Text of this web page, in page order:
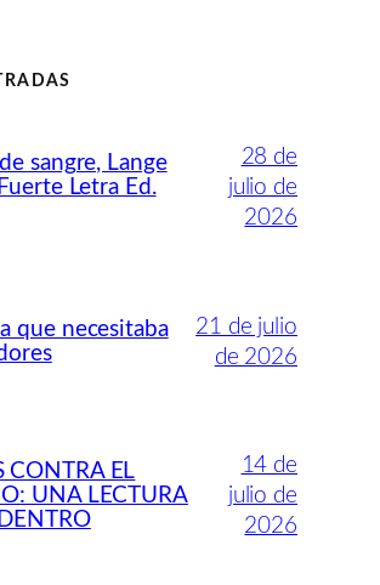
sangre, Lange
Letra Ed.
28 de
julio de
2026
que necesitaba
21 de julio
de 2026
CONTRA EL
UNA LECTURA
14 de
julio de
2026